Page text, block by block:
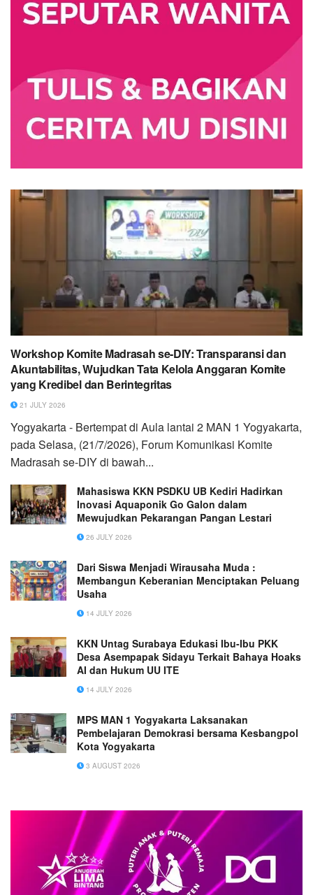
Workshop Komite Madrasah se-DIY: Transparansi dan
Akuntabilitas, Wujudkan Tata Kelola Anggaran Komite
yang Kredibel dan Berintegritas
21 JULY 2026
Yogyakarta - Bertempat di Aula lantai 2 MAN 1 Yogyakarta,
pada Selasa, (21/7/2026), Forum Komunikasi Komite
Madrasah se-DIY di bawah...
Mahasiswa KKN PSDKU UB Kediri Hadirkan
Inovasi Aquaponik Go Galon dalam
Mewujudkan Pekarangan Pangan Lestari
26 JULY 2026
Dari Siswa Menjadi Wirausaha Muda :
Membangun Keberanian Menciptakan Peluang
Usaha
14 JULY 2026
KKN Untag Surabaya Edukasi Ibu-Ibu PKK
Desa Asempapak Sidayu Terkait Bahaya Hoaks
AI dan Hukum UU ITE
14 JULY 2026
MPS MAN 1 Yogyakarta Laksanakan
Pembelajaran Demokrasi bersama Kesbangpol
Kota Yogyakarta
3 AUGUST 2026